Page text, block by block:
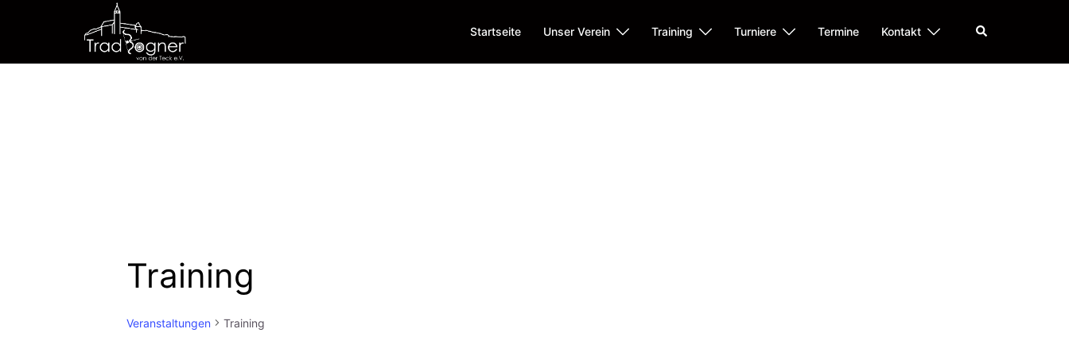
Startseite Unser Verein Training Turniere Termine Kontakt Suche
Training
Veranstaltungen Training